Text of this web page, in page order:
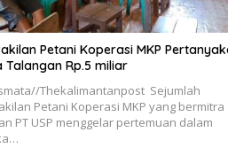
Petani Koperasi MKP
Talangan Rp.5 miliar
Thekalimantanpost Sejumlah
Petani Koperasi MKP yang bermitra
PT USP menggelar pertemuan dalam